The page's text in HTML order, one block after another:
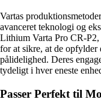
Vartas
avanceret teknologi og
Lithium Varta Pro CR-P2,
for at sikre, at de opfylder
pålidelighed. Deres
tydeligt i hver eneste
Passer Perfekt til